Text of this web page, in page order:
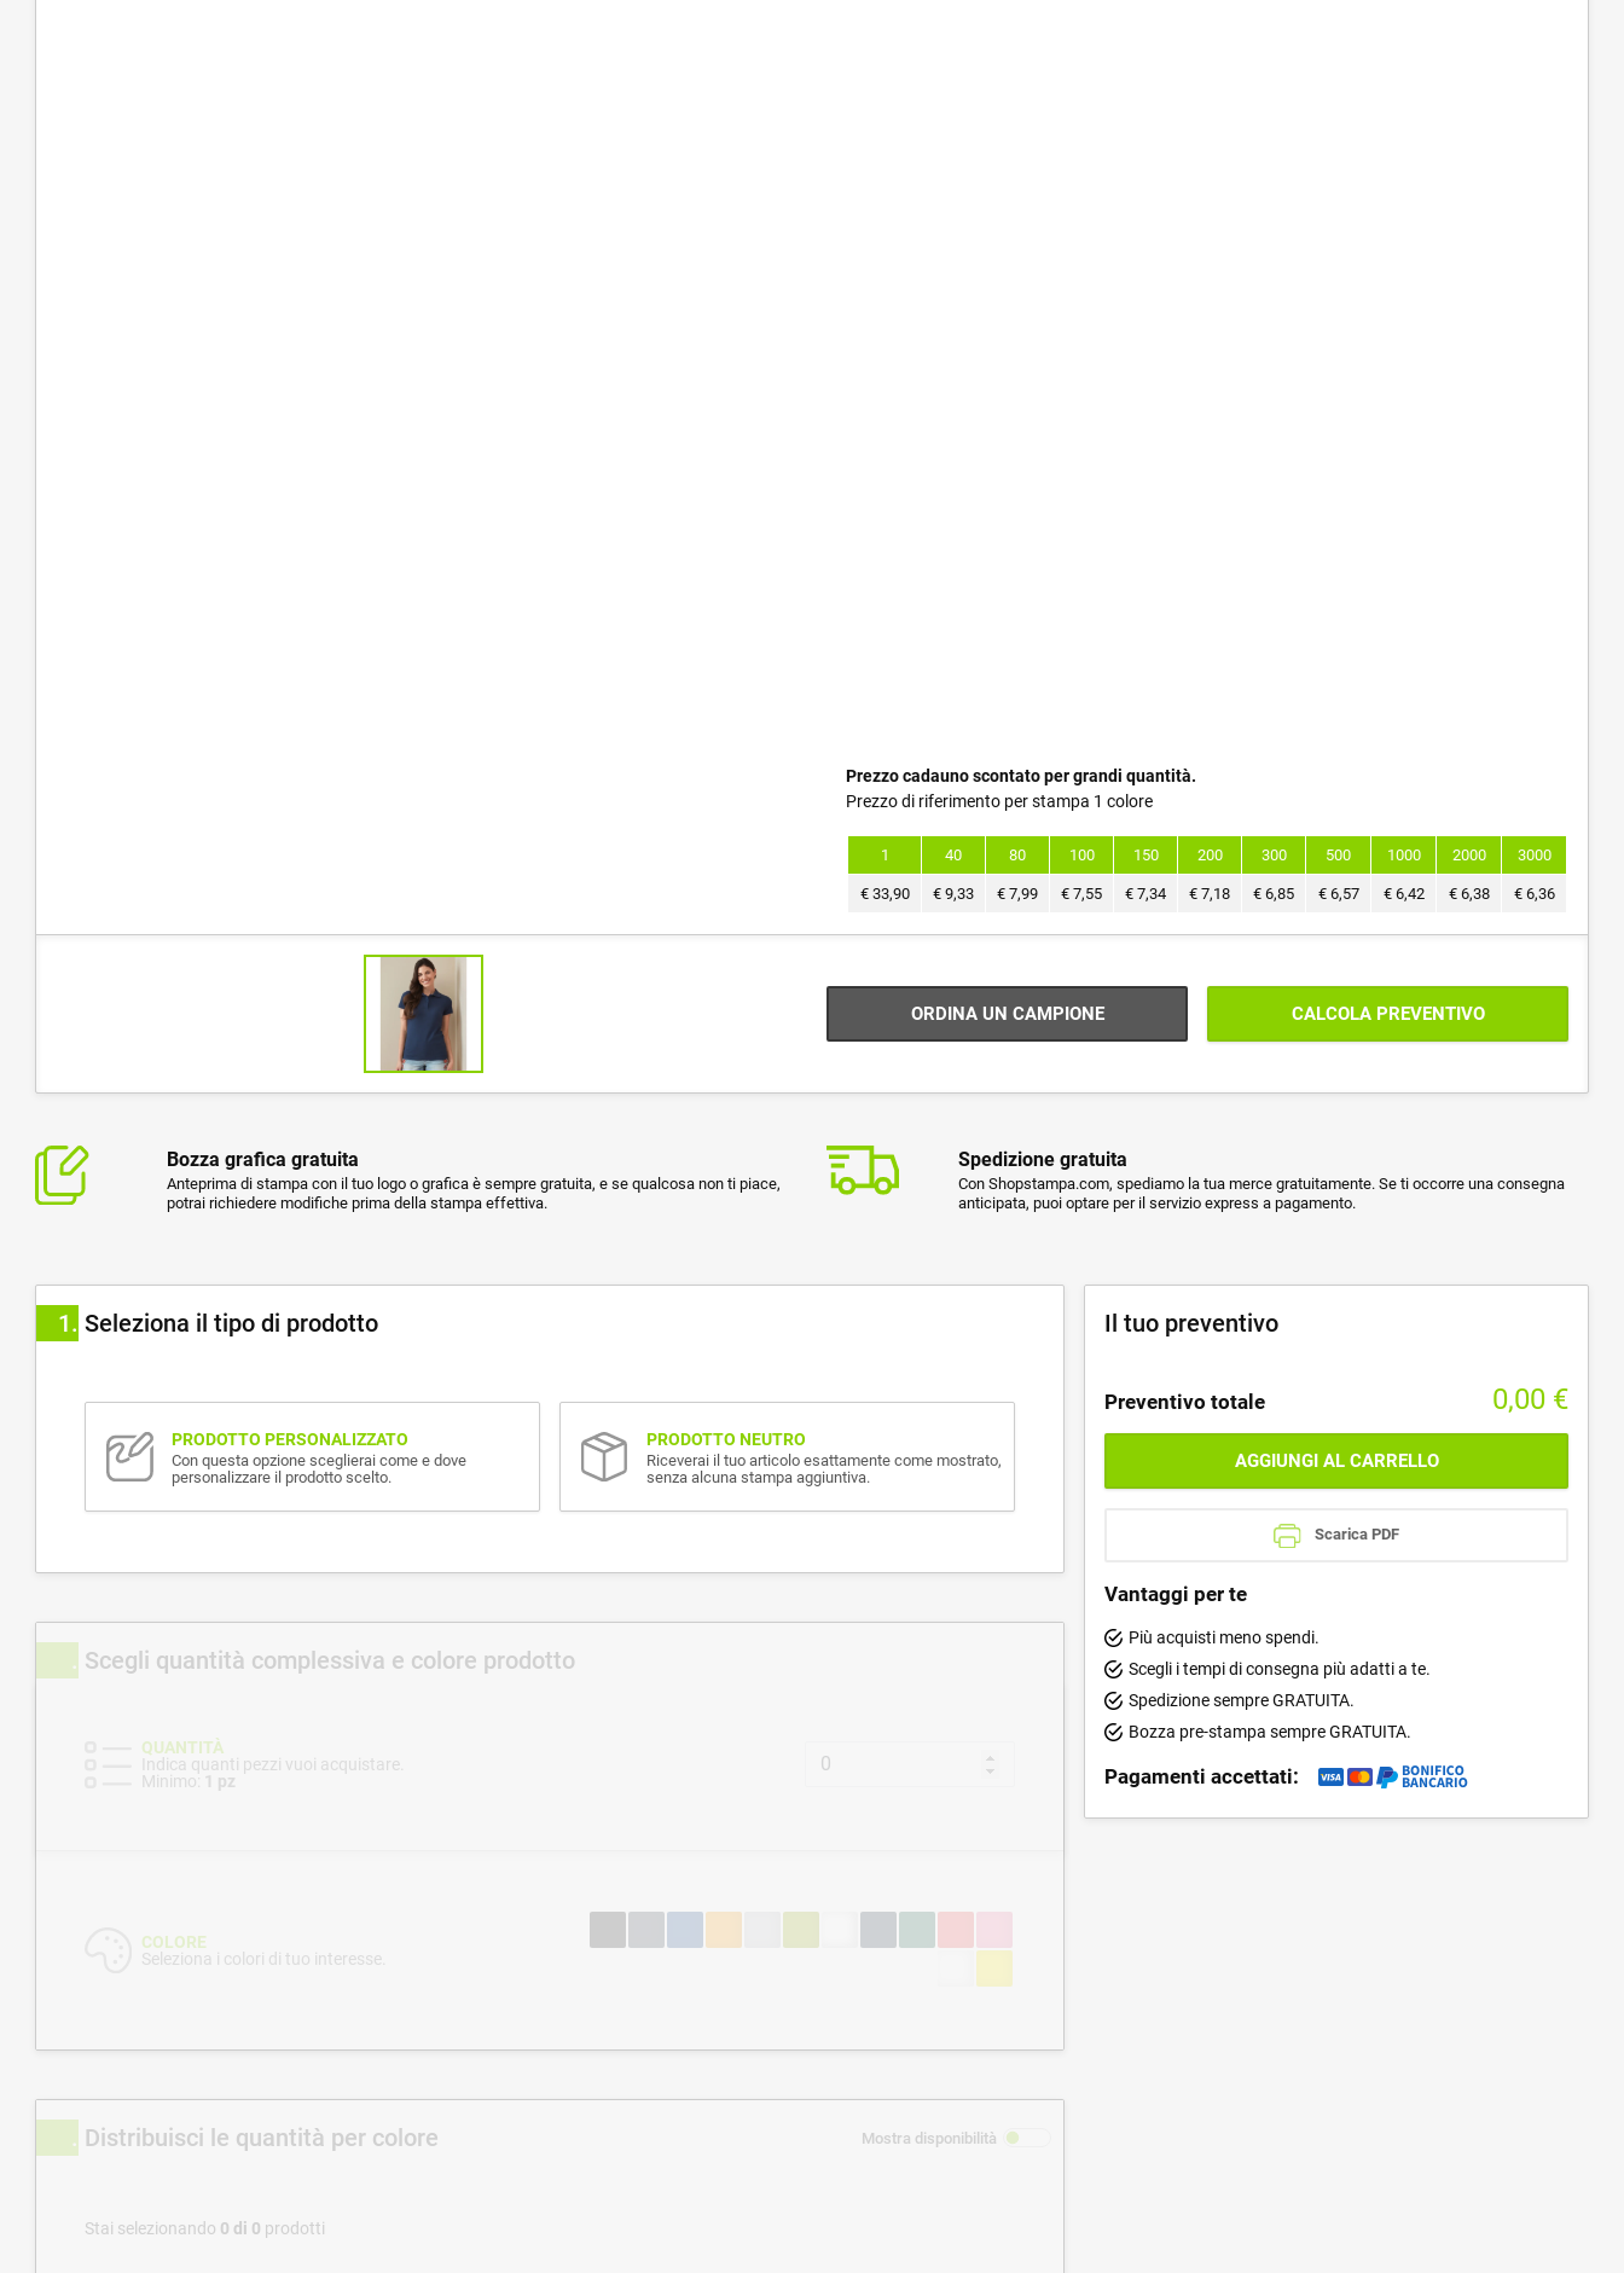
Prezzo cadauno scontato per grandi quantità.
Prezzo di riferimento per stampa 1 colore
1 40 80 100 150 200 300 500 1000 2000 3000
€ 33,90 € 9,33 € 7,99 € 7,55 € 7,34 € 7,18 € 6,85 € 6,57 € 6,42 € 6,38 € 6,36
ORDINA UN CAMPIONE CALCOLA PREVENTIVO
Bozza grafica gratuita
Anteprima di stampa con il tuo logo o grafica è sempre gratuita, e se qualcosa non ti piace,
potrai richiedere modifiche prima della stampa effettiva.
Spedizione gratuita
Con Shopstampa.com, spediamo la tua merce gratuitamente. Se ti occorre una consegna
anticipata, puoi optare per il servizio express a pagamento.
1 Seleziona il tipo di prodotto
PRODOTTO PERSONALIZZATO
Con questa opzione sceglierai come e dove
personalizzare il prodotto scelto.
PRODOTTO NEUTRO
Riceverai il tuo articolo esattamente come mostrato,
senza alcuna stampa aggiuntiva.
Scegli quantità complessiva e colore prodotto
QUANTITÀ
Indica quanti pezzi vuoi acquistare.
Minimo: 1 pz
COLORE
Seleziona i colori di tuo interesse.
Distribuisci le quantità per colore Mostra disponibilità
Stai selezionando 0 di 0 prodotti
Il tuo preventivo
Preventivo totale 0,00 €
AGGIUNGI AL CARRELLO
Scarica PDF
Vantaggi per te
Più acquisti meno spendi.
Scegli i tempi di consegna più adatti a te.
Spedizione sempre GRATUITA.
Bozza pre-stampa sempre GRATUITA.
Pagamenti accettati: